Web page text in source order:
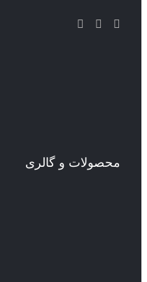
محصولات و گالری